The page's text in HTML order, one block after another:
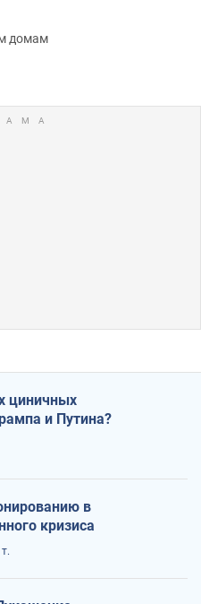
домам
циничных
и Путина?
в
кризиса